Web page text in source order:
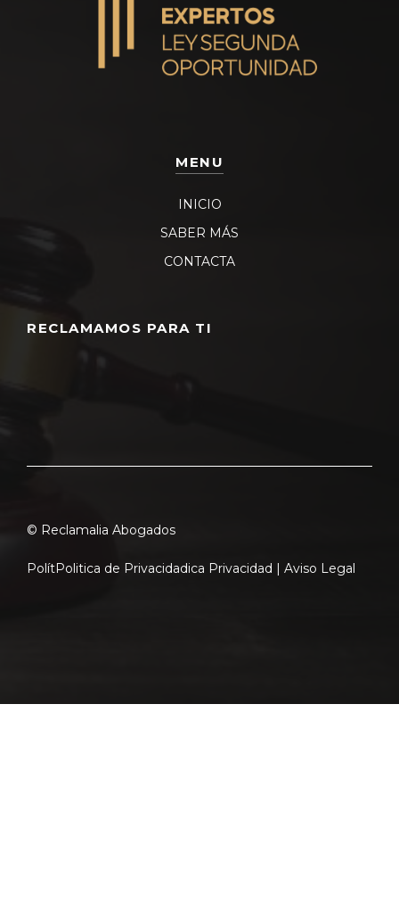
MENU
INICIO
SABER MÁS
CONTACTA
RECLAMAMOS PARA TI
© Reclamalia Abogados
PolítPolitica de Privacidadica Privacidad | Aviso Legal